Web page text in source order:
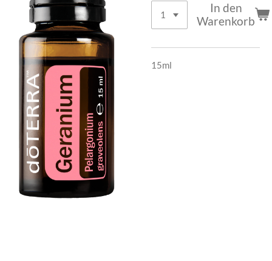
In den
Warenkorb
15ml